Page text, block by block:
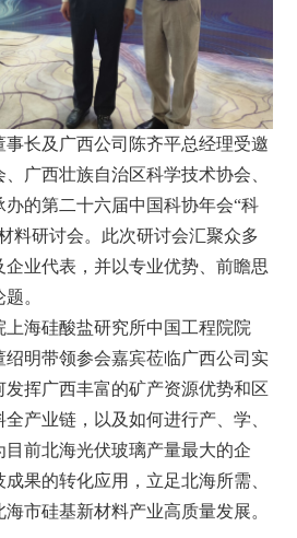
事长及广西公司陈齐平总经理受邀
广西壮族自治区科学技术协会、
的第二十六届中国科协年会“科
料研讨会。此次研讨会汇聚众多
企业代表，并以专业优势、前瞻思
。
上海硅酸盐研究所中国工程院院
明带领参会嘉宾莅临广西公司实
挥广西丰富的矿产资源优势和区
产业链，以及如何进行产、学、
前北海光伏玻璃产量最大的企
果的转化应用，立足北海所需、
市硅基新材料产业高质量发展。